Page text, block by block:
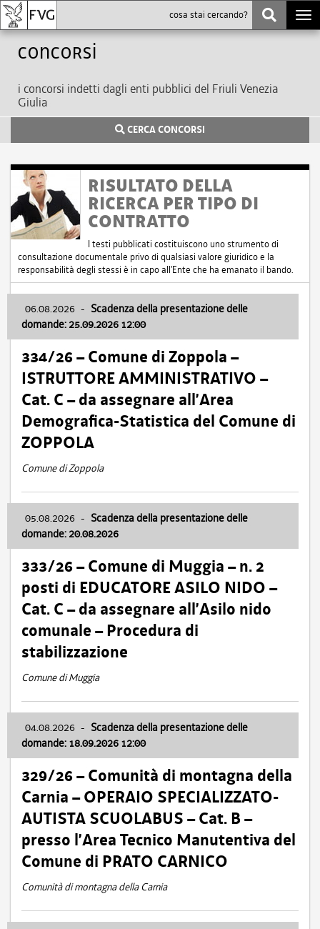
Concorsi
i concorsi indetti dagli enti pubblici del Friuli Venezia
Giulia
CERCA CONCORSI
RISULTATO DELLA
RICERCA PER TIPO DI
CONTRATTO
I testi pubblicati costituiscono uno strumento di
consultazione documentale privo di qualsiasi valore giuridico e la
responsabilità degli stessi è in capo all'Ente che ha emanato il bando.
06.08.2026 - Scadenza della presentazione delle
domande: 25.09.2026 12:00
334/26 – Comune di Zoppola –
ISTRUTTORE AMMINISTRATIVO –
Cat. C – da assegnare all’Area
Demografica-Statistica del Comune di
ZOPPOLA
Comune di Zoppola
05.08.2026 - Scadenza della presentazione delle
domande: 20.08.2026
333/26 – Comune di Muggia – n. 2
posti di EDUCATORE ASILO NIDO –
Cat. C – da assegnare all’Asilo nido
comunale – Procedura di
stabilizzazione
Comune di Muggia
04.08.2026 - Scadenza della presentazione delle
domande: 18.09.2026 12:00
329/26 – Comunità di montagna della
Carnia – OPERAIO SPECIALIZZATO-
AUTISTA SCUOLABUS – Cat. B –
presso l’Area Tecnico Manutentiva del
Comune di PRATO CARNICO
Comunità di montagna della Carnia